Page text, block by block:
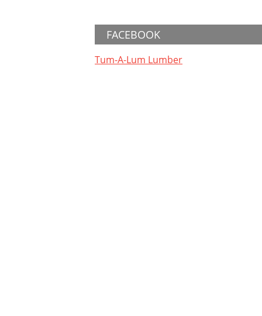
FACEBOOK
Tum-A-Lum Lumber